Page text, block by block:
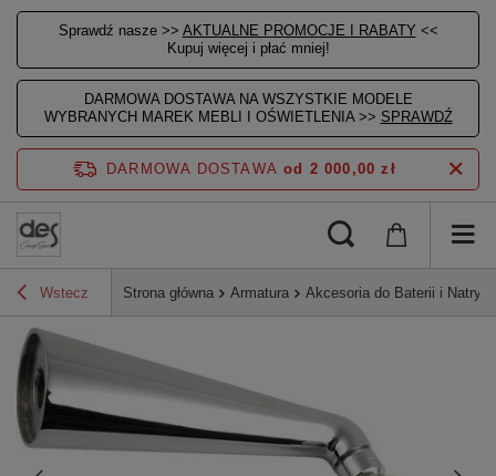
Sprawdź nasze >> AKTUALNE PROMOCJE I RABATY <<
Kupuj więcej i płać mniej!
DARMOWA DOSTAWA NA WSZYSTKIE MODELE
WYBRANYCH MAREK MEBLI I OŚWIETLENIA >> SPRAWDŹ
DARMOWA DOSTAWA od 2 000,00 zł
Wstecz Strona główna Armatura Akcesoria do Baterii i